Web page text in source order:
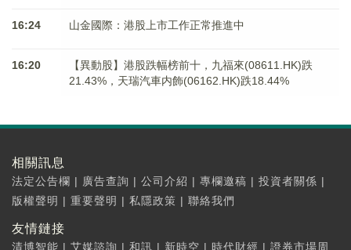
16:24 山金國際：港股上市工作正常推進中
16:20
【異動股】港股跌幅榜前十，九福來(08611.HK)跌
21.43%，天瑞汽車内飾(06162.HK)跌18.44%
相關訊息
法定公告欄 | 廣告查詢 | 公司介紹 | 專欄邀稿 | 投資者關係 |
版權聲明 | 重要聲明 | 私隱政策 | 聯絡我們
友情鏈接
清博智能 | 艾媒諮詢 | 和訊 | 新時空 | 時代財經 | 證券市場周